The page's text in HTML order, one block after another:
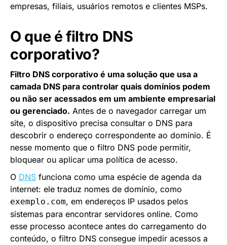
empresas, filiais, usuários remotos e clientes MSPs.
O que é filtro DNS
corporativo?
Filtro DNS corporativo é uma solução que usa a
camada DNS para controlar quais domínios podem
ou não ser acessados em um ambiente empresarial
ou gerenciado. Antes de o navegador carregar um
site, o dispositivo precisa consultar o DNS para
descobrir o endereço correspondente ao domínio. É
nesse momento que o filtro DNS pode permitir,
bloquear ou aplicar uma política de acesso.
O DNS funciona como uma espécie de agenda da
internet: ele traduz nomes de domínio, como
exemplo.com, em endereços IP usados pelos
sistemas para encontrar servidores online. Como
esse processo acontece antes do carregamento do
conteúdo, o filtro DNS consegue impedir acessos a